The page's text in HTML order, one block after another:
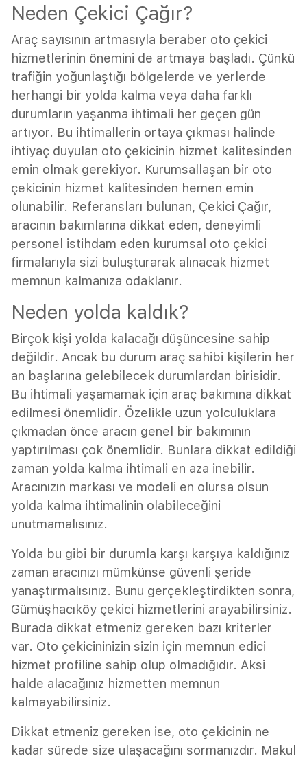
Neden Çekici Çağır?
Araç sayısının artmasıyla beraber oto çekici
hizmetlerinin önemini de artmaya başladı. Çünkü
trafiğin yoğunlaştığı bölgelerde ve yerlerde
herhangi bir yolda kalma veya daha farklı
durumların yaşanma ihtimali her geçen gün
artıyor. Bu ihtimallerin ortaya çıkması halinde
ihtiyaç duyulan oto çekicinin hizmet kalitesinden
emin olmak gerekiyor. Kurumsallaşan bir oto
çekicinin hizmet kalitesinden hemen emin
olunabilir. Referansları bulunan, Çekici Çağır,
aracının bakımlarına dikkat eden, deneyimli
personel istihdam eden kurumsal oto çekici
firmalarıyla sizi buluşturarak alınacak hizmet
memnun kalmanıza odaklanır.
Neden yolda kaldık?
Birçok kişi yolda kalacağı düşüncesine sahip
değildir. Ancak bu durum araç sahibi kişilerin her
an başlarına gelebilecek durumlardan birisidir.
Bu ihtimali yaşamamak için araç bakımına dikkat
edilmesi önemlidir. Özelikle uzun yolculuklara
çıkmadan önce aracın genel bir bakımının
yaptırılması çok önemlidir. Bunlara dikkat edildiği
zaman yolda kalma ihtimali en aza inebilir.
Aracınızın markası ve modeli en olursa olsun
yolda kalma ihtimalinin olabileceğini
unutmamalısınız.
Yolda bu gibi bir durumla karşı karşıya kaldığınız
zaman aracınızı mümkünse güvenli şeride
yanaştırmalısınız. Bunu gerçekleştirdikten sonra,
Gümüşhacıköy çekici hizmetlerini arayabilirsiniz.
Burada dikkat etmeniz gereken bazı kriterler
var. Oto çekicininizin sizin için memnun edici
hizmet profiline sahip olup olmadığıdır. Aksi
halde alacağınız hizmetten memnun
kalmayabilirsiniz.
Dikkat etmeniz gereken ise, oto çekicinin ne
kadar sürede size ulaşacağını sormanızdır. Makul